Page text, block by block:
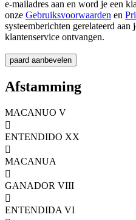
e-mailadres aan en word je een
onze Gebruiksvoorwaarden en
systeemberichten gerelateerd
klantenservice ontvangen.
Afstamming
MACANUO V

ENTENDIDO XX

MACANUA

GANADOR VIII

ENTENDIDA VI